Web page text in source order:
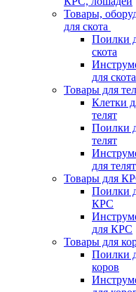
Товары,
для скота
Поилки
скота
для скота
Товары для
Клетки
телят
Поилки
телят
для телят
Товары для
Поилки
КРС
для КРС
Товары для
Поилки
коров